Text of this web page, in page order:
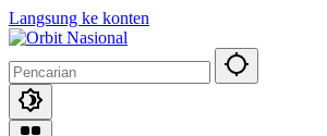
Langsung ke konten